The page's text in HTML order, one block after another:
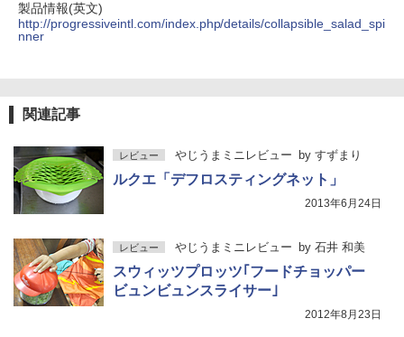
製品情報(英文)
http://progressiveintl.com/index.php/details/collapsible_salad_spi
nner
関連記事
レビュー やじうまミニレビュー by すずまり
ルクエ「デフロスティングネット」
2013年6月24日
レビュー やじうまミニレビュー by 石井 和美
スウィッツプロッツ｢フードチョッパー
ビュンビュンスライサー｣
2012年8月23日